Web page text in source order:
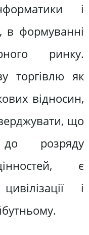
і
в формуванні
ринку.
торгівлю як
відносин,
що
розряду
є
і